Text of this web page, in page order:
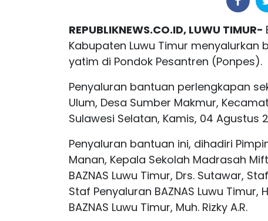
REPUBLIKNEWS.CO.ID, LUWU TIMUR-
Kabupaten Luwu Timur
yatim di Pondok Pesantren (Ponpes).
Penyaluran bantuan perlengkapan
Ulum, Desa Sumber Makmur,
Sulawesi Selatan, Kamis, 04 Agustus
Penyaluran bantuan ini, dihadiri
Manan, Kepala Sekolah Madrasah
BAZNAS Luwu Timur, Drs. Sutawar,
Staf Penyaluran BAZNAS Luwu
BAZNAS Luwu Timur, Muh. Rizky A.R.